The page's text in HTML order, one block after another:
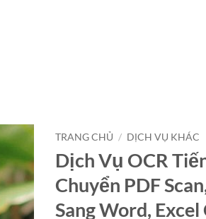
TRANG CHỦ / DỊCH VỤ KHÁC
Dịch Vụ OCR
Chuyển PDF
Sang Word, Excel